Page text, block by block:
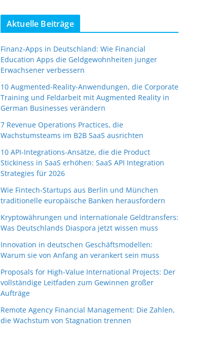
Aktuelle Beiträge
Finanz-Apps in Deutschland: Wie Financial
Education Apps die Geldgewohnheiten junger
Erwachsener verbessern
10 Augmented-Reality-Anwendungen, die Corporate
Training und Feldarbeit mit Augmented Reality in
German Businesses verändern
7 Revenue Operations Practices, die
Wachstumsteams im B2B SaaS ausrichten
10 API-Integrations-Ansätze, die die Product
Stickiness in SaaS erhöhen: SaaS API Integration
Strategies für 2026
Wie Fintech-Startups aus Berlin und München
traditionelle europäische Banken herausfordern
Kryptowährungen und internationale Geldtransfers:
Was Deutschlands Diaspora jetzt wissen muss
Innovation in deutschen Geschäftsmodellen:
Warum sie von Anfang an verankert sein muss
Proposals for High-Value International Projects: Der
vollständige Leitfaden zum Gewinnen großer
Aufträge
Remote Agency Financial Management: Die Zahlen,
die Wachstum von Stagnation trennen